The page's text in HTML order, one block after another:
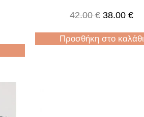
42.00€ 38.00€
Προσθήκη στο καλάθι